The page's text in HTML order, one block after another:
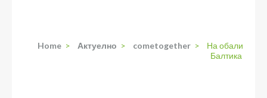
Home > Актуелно > cometogether >
На обали
Балтика